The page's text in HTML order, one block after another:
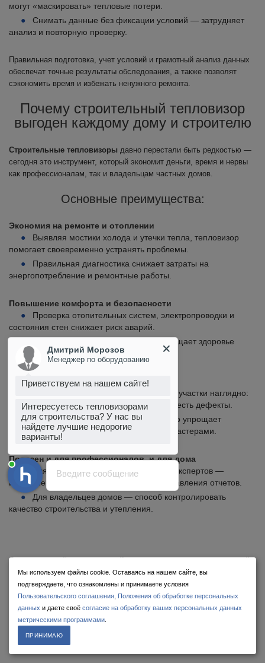
могут «маскировать» тепловые потери.
Снимать данные без фиксации условий — затрудняет
анализ и повторную проверку.
Правильная подготовка, учет условий и грамотный анализ данных
обеспечат точные результаты обследования, а также позволят
сэкономить время и избежать ненужного ремонта.
Почему строительный тепловизор
выгоден каждому дому и строителю
Строительные тепловизоры давно перестали быть редкостью —
сегодня это инструмент, который экономит деньги, время и нервы
как профессионалам, так и владельцам частных домов.
Основные преимущества:
Экономия на ремонте и отоплении
Выявляя мостики холода и утечки тепла, тепловизор
помогает своевременно устранять проблемы.
Правильная диагностика снижает затраты на
энергопотребление и ремонтные работы.
Повышение комфорта и безопасности
Проверка отопительных систем, электропроводки и
состояния стен снижает риск аварий.
Контроль влажности и плесени защищает здоровье
жильцов.
Простота и наглядность
Тепловизор показывает проблемные участки наглядно:
даже непрофессионал быстро поймёт, где есть дефекты.
Возможность сохранять фото и видео упрощает
планирование ремонта и консультации с мастерами.
Полезен и для профессионалов, и для дома
Для строителей, энергоаудиторов и экспертов —
инструмент для точной диагностики и составления отчетов.
Для владельцев домов — способ контролировать
качество строительства и утепления.
Даже недорогойстроительный тепловизорстановится выгодной
инвестицией, позволяющей экономить ресурсы, контролировать
качество строительства и обеспечивать безопасность жилья.
Мы используем файлы cookie. Оставаясь на нашем сайте, вы
подтверждаете, что ознакомлены и принимаете условия
Пользовательского соглашения Положения об обработке персональных
данных и даете своё согласие на обработку ваших персональных данных
метрическими программами
ПРИНИМАЮ
Введите сообщение
Дмитрий Морозов
Менеджер по оборудованию
Приветствуем на нашем сайте!
для строительства? У нас вы
найдете лучшие недорогие
варианты!
Дмитрий Морозов